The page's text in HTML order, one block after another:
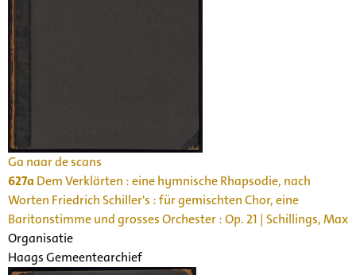
Ga naar de scans
627a Dem Verklärten : eine hymnische Rhapsodie, nach
Worten Friedrich Schiller's : für gemischten Chor, eine
Baritonstimme und grosses Orchester : Op. 21 | Schillings, Max
Organisatie
Haags Gemeentearchief